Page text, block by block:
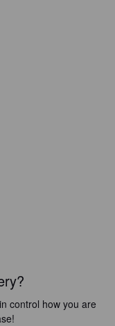
control how you are